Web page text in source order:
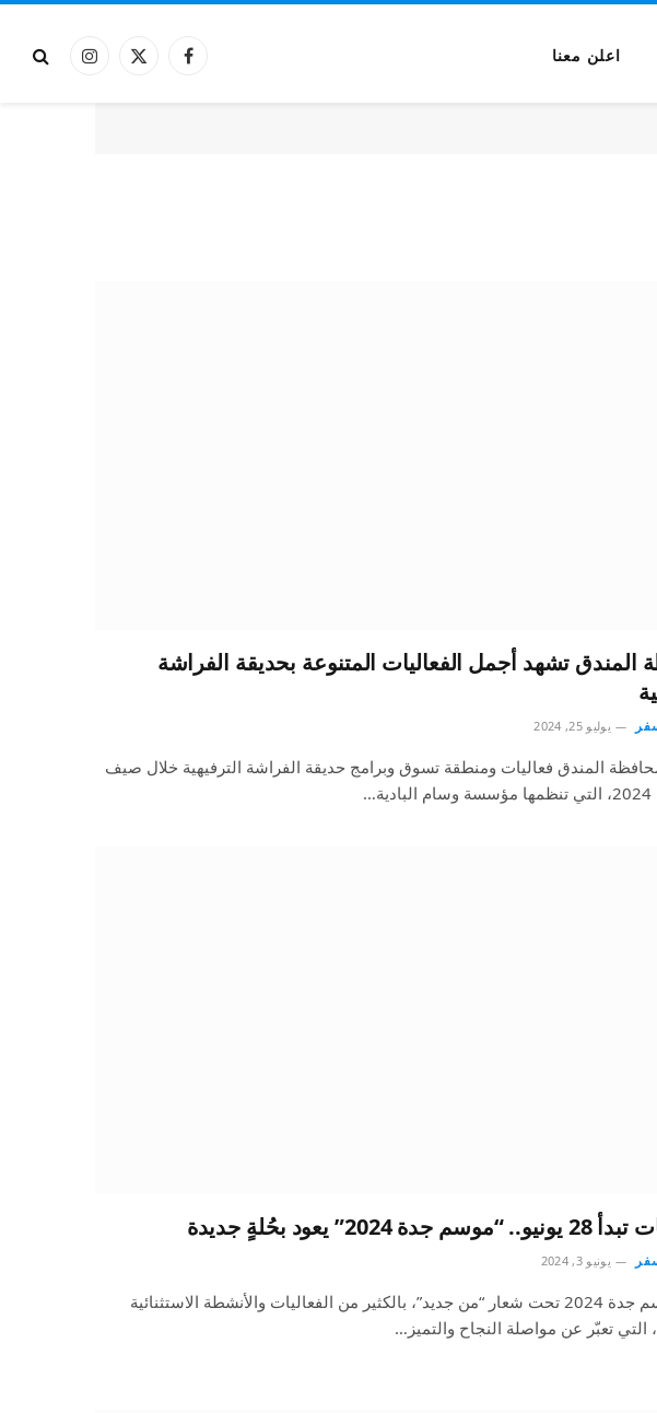
اعلن معنا فيسبوكX
الانستغرام
المندق تشهد أجمل الفعاليات المتنوعة بحديقة الفراشة
يوليو 25, 2024
المندق فعاليات ومنطقة تسوق وبرامج حديقة الفراشة الترفيهية خلال صيف
جدة 2024” يعود بحُلةٍ جديدة
يونيو 3, 2024
يعود موسم جدة 2024 تحت شعار “من جديد”، بالكثير من الفعاليات والأنشطة الاستثنائية
التي تعبّر عن مواصلة النجاح والتميز…